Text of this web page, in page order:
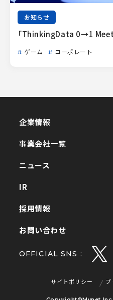
お知らせ
「ThinkingData 0→1
ゲーム コーポレート
企業情報
事業会社一覧
ニュース
IR
採用情報
お問い合わせ
OFFICIAL SNS :
サイトポリシー